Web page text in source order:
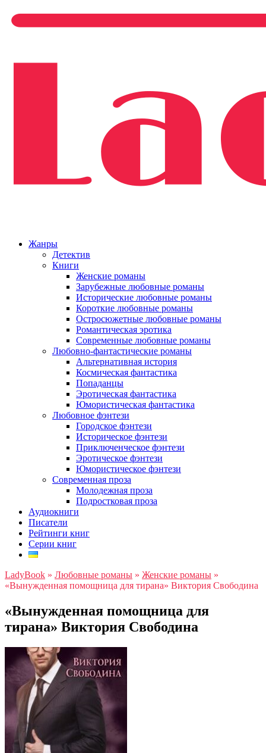
Жанры
Детектив
Книги
Женские романы
Зарубежные любовные романы
Исторические любовные романы
Короткие любовные романы
Остросюжетные любовные романы
Романтическая эротика
Современные любовные романы
Любовно-фантастические романы
Альтернативная история
Космическая фантастика
Попаданцы
Эротическая фантастика
Юмористическая фантастика
Любовное фэнтези
Городское фэнтези
Историческое фэнтези
Приключенческое фэнтези
Эротическое фэнтези
Юмористическое фэнтези
Современная проза
Молодежная проза
Подростковая проза
Аудиокниги
Писатели
Рейтинги книг
Серии книг
LadyBook » Любовные романы » Женские романы »
«Вынужденная помощница для тирана» Виктория Свободина
«Вынужденная помощница для
тирана» Виктория Свободина